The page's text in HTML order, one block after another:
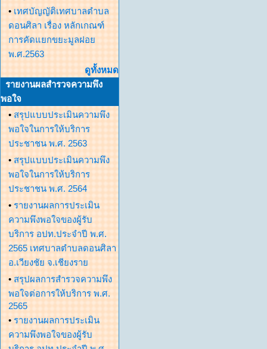
• เทศบัญญัติเทศบาลตำบล
ดอนศิลา เรื่อง หลักเกณฑ์
การคัดแยกขยะมูลฝอย
พ.ศ.2563
ดูทั้งหมด
รายงานผลสำรวจความพึง
พอใจ
• สรุปแบบประเมินความพึง
พอใจในการให้บริการ
ประชาชน พ.ศ. 2563
• สรุปแบบประเมินความพึง
พอใจในการให้บริการ
ประชาชน พ.ศ. 2564
• รายงานผลการประเมิน
ความพึงพอใจของผู้รับ
บริการ อปท.ประจำปี พ.ศ.
2565 เทศบาลตำบลดอนศิลา
อ.เวียงชัย จ.เชียงราย
• สรุปผลการสำรวจความพึง
พอใจต่อการให้บริการ พ.ศ.
2565
• รายงานผลการประเมิน
ความพึงพอใจของผู้รับ